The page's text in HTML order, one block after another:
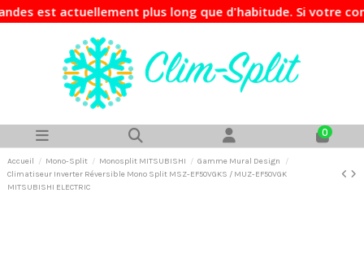
plus long que d'habitude. Si votre
0
Accueil Mono-Split Monosplit MITSUBISHI
Gamme Mural Design
Climatiseur Inverter Réversible Mono Split MSZ-EF50VGKS / MUZ-EF50VGK
MITSUBISHI ELECTRIC